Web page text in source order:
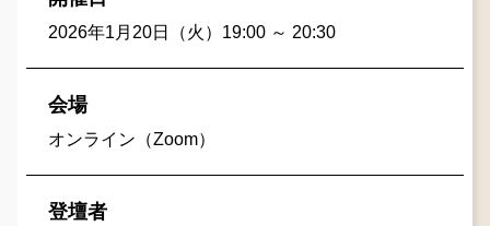
2026年1月20日（火）19:00 ～ 20:30
会場
オンライン（Zoom）
登壇者